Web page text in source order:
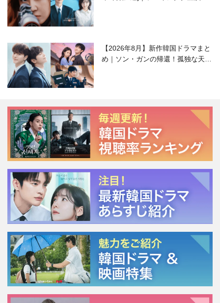
【2026年8月】新作韓国ドラマまと
め｜ソン・ガンの帰還！孤独な天才